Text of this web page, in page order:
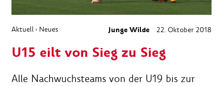
Aktuell › Neues Junge Wilde 22. Oktober 2018
U15 eilt von Sieg zu Sieg
Alle Nachwuchsteams von der U19 bis zur